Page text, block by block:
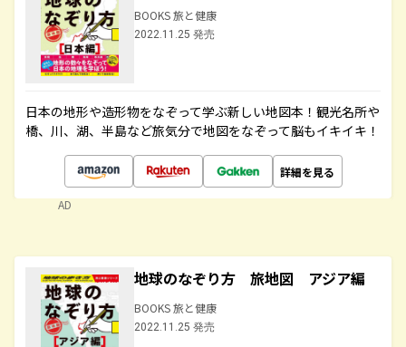
BOOKS 旅と健康
2022.11.25 発売
日本の地形や造形物をなぞって学ぶ新しい地図本！観光名所や
橋、川、湖、半島など旅気分で地図をなぞって脳もイキイキ！
詳細を見る
AD
地球のなぞり方 旅地図 アジア編
BOOKS 旅と健康
2022.11.25 発売